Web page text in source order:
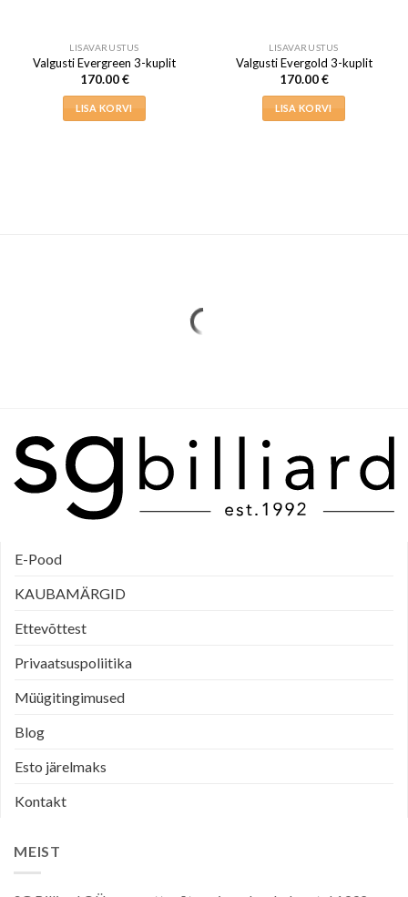
LISAVARUSTUS
Valgusti Evergreen 3-kuplit
170.00€
LISA KORVI
LISAVARUSTUS
Valgusti Evergold 3-kuplit
170.00€
LISA KORVI
E-Pood
KAUBAMÄRGID
Ettevõttest
Privaatsuspoliitika
Müügitingimused
Blog
Esto järelmaks
Kontakt
MEIST